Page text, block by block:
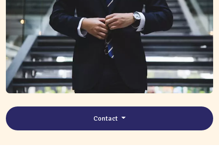
Contact